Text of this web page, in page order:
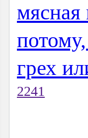
мясная
грех
2241